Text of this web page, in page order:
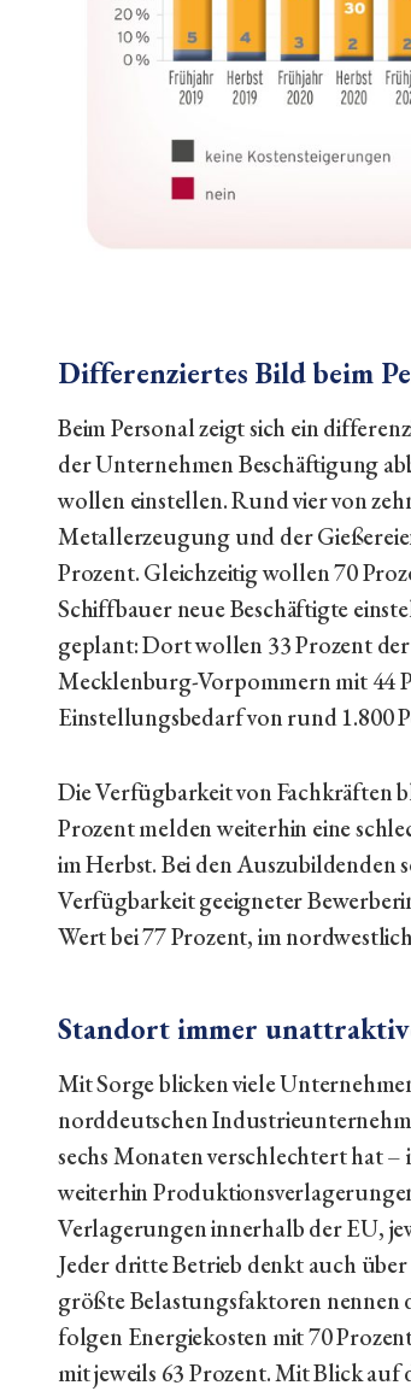
Differenziertes Bild beim
Beim Personal zeigt sich ein
der Unternehmen Beschäftigung
wollen einstellen. Rund vier von
Metallerzeugung und der
Prozent. Gleichzeitig wollen 70
Schiffbauer neue Beschäftigte
geplant: Dort wollen 33 Prozent
Mecklenburg-Vorpommern mit 44
Einstellungsbedarf von rund 1.800
Die Verfügbarkeit von Fachkräften
Prozent melden weiterhin eine
im Herbst. Bei den Auszubildenden
Verfügbarkeit geeigneter
Wert bei 77 Prozent, im
Standort immer
Mit Sorge blicken viele
norddeutschen
sechs Monaten verschlechtert hat –
weiterhin
Verlagerungen innerhalb der EU,
Jeder dritte Betrieb denkt auch
größte Belastungsfaktoren nennen
folgen Energiekosten mit 70
mit jeweils 63 Prozent. Mit Blick